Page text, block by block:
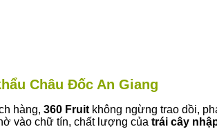
Châu Đốc An Giang
hàng, 360 Fruit không ngừng trao dồi,
vào chữ tín, chất lượng của trái cây